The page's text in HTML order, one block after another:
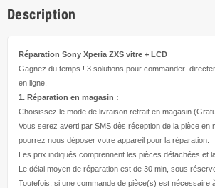
Description
Réparation Sony Xperia ZXS vitre + LCD
Gagnez du temps ! 3 solutions pour commander
en ligne.
1. Réparation en magasin :
Choisissez le mode de livraison retrait en magasin
Vous serez averti par SMS dès réception de la pièce en
pourrez nous déposer votre appareil pour la réparation.
Les prix indiqués comprennent les pièces détachées et
Le délai moyen de réparation est de 30 min, sous
Toutefois, si une commande de pièce(s) est nécessaire